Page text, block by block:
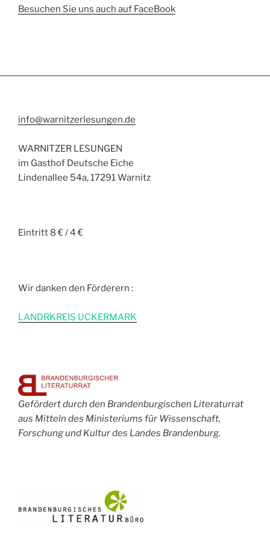
Besuchen Sie uns auch auf FaceBook
info@warnitzerlesungen.de
WARNITZER LESUNGEN
im Gasthof Deutsche Eiche
Lindenallee 54a, 17291 Warnitz
Eintritt 8 € / 4 €
Wir danken den Förderern :
LANDRKREIS UCKERMARK
Gefördert durch den Brandenburgischen Literaturrat
aus Mitteln des Ministeriums für Wissenschaft,
Forschung und Kultur des Landes Brandenburg.